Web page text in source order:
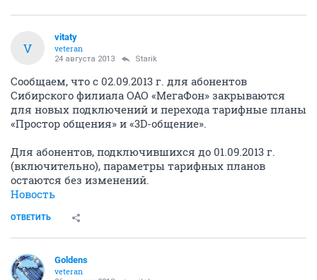
V
vitaty
veteran
24 августа 2013 Starik
Сообщаем, что с 02.09.2013 г. для абонентов
Сибирского филиала ОАО «МегаФон» закрываются
для новых подключений и перехода тарифные планы
«Простор общения» и «3D-общение».
Для абонентов, подключившихся до 01.09.2013 г.
(включительно), параметры тарифных планов
остаются без изменений.
Новость
ОТВЕТИТЬ
Goldens
veteran